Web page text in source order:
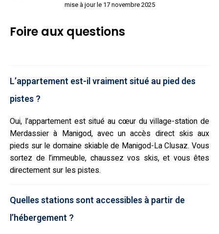
mise à jour le 17 novembre 2025
Foire aux questions
L’appartement est-il vraiment situé au pied des
pistes ?
Oui, l’appartement est situé au cœur du village-station de
Merdassier à Manigod, avec un accès direct skis aux
pieds sur le domaine skiable de Manigod-La Clusaz. Vous
sortez de l’immeuble, chaussez vos skis, et vous êtes
directement sur les pistes.
Quelles stations sont accessibles à partir de
l’hébergement ?